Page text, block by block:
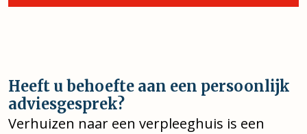
Heeft u behoefte aan een persoonlijk
adviesgesprek?
Verhuizen naar een verpleeghuis is een